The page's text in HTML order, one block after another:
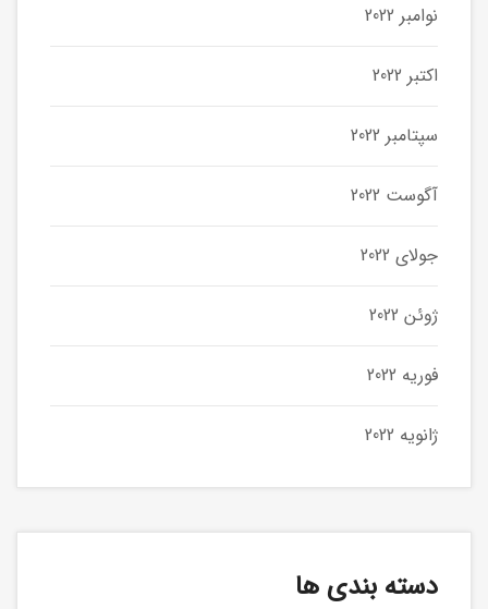
نوامبر 2022
اکتبر 2022
سپتامبر 2022
آگوست 2022
جولای 2022
ژوئن 2022
فوریه 2022
ژانویه 2022
دسته بندی ها